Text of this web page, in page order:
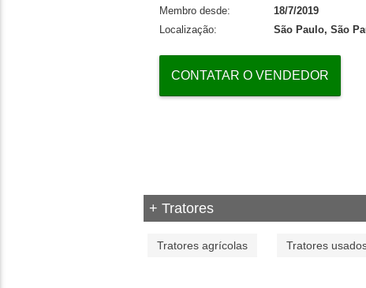
Membro desde:
18/7/2019
Localização:
São Paulo, São
CONTATAR O VENDEDOR
+ Tratores
Tratores agrícolas Tratores